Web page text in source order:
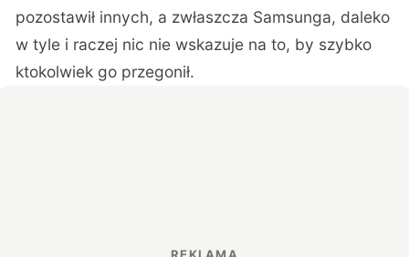
pozostawił innych, a zwłaszcza Samsunga, daleko
w tyle i raczej nic nie wskazuje na to, by szybko
ktokolwiek go przegonił.